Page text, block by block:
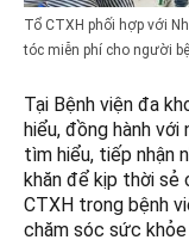
Tổ CTXH phối hợp với
tóc miễn phí cho người
Tại Bệnh viện đa
hiểu, đồng hành
tìm hiểu, tiếp nhận
khăn để kịp thời sẻ
CTXH trong bệnh
chăm sóc sức